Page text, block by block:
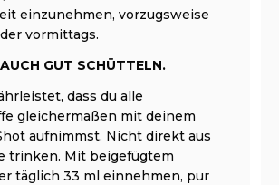
einzunehmen, vorzugsweise
vormittags.
GUT SCHÜTTELN.
dass du alle
gleichermaßen mit deinem
aufnimmst. Nicht direkt aus
trinken. Mit beigefügtem
täglich 33 ml einnehmen, pur